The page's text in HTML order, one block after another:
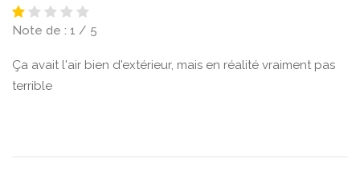
Note de : 1 / 5
Ça avait l'air bien d'extérieur, mais en réalité vraiment pas
terrible